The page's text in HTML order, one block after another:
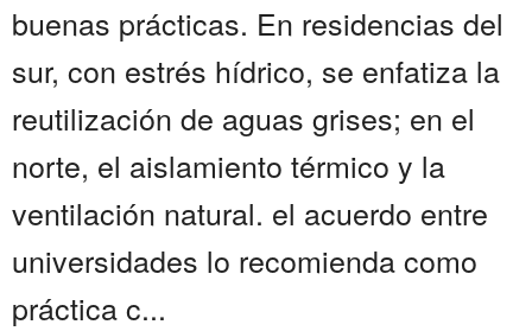
buenas prácticas. En residencias del
sur, con estrés hídrico, se enfatiza la
reutilización de aguas grises; en el
norte, el aislamiento térmico y la
ventilación natural. el acuerdo entre
universidades lo recomienda como
práctica c...